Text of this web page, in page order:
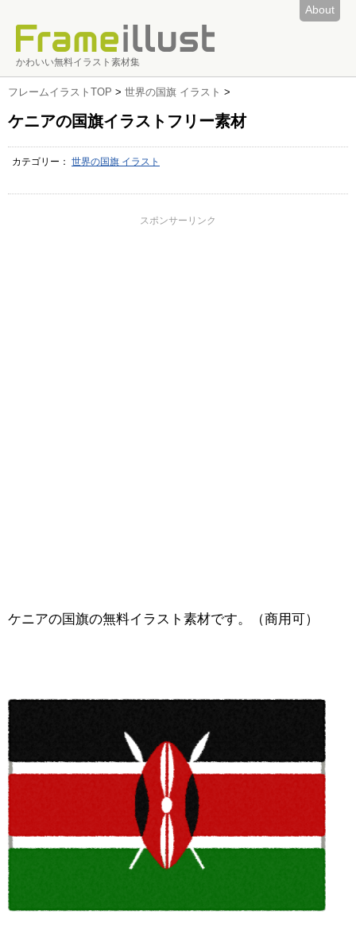
About
かわいい無料イラスト素材集
フレームイラストTOP > 世界の国旗 イラスト >
ケニアの国旗イラストフリー素材
カテゴリー： 世界の国旗 イラスト
スポンサーリンク
ケニアの国旗の無料イラスト素材です。（商用可）